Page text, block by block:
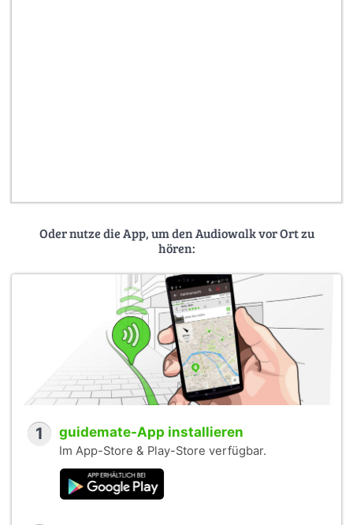
Oder nutze die App, um den Audiowalk vor Ort zu
hören:
1 guidemate-App installieren
Im App-Store & Play-Store verfügbar.